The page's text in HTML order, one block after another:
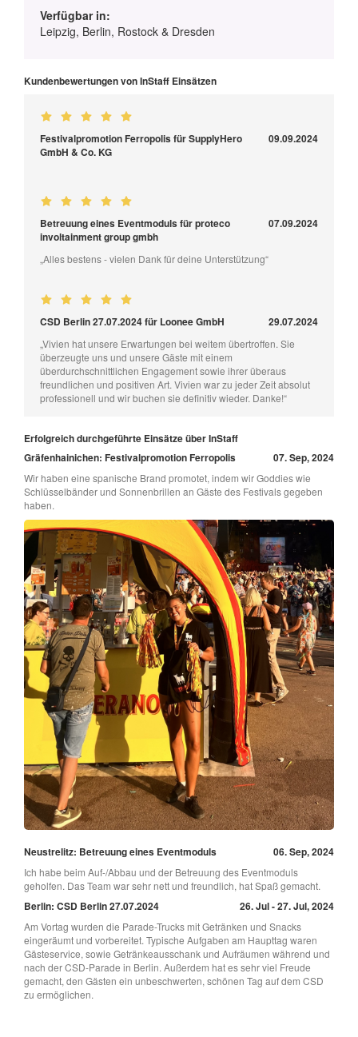
Verfügbar in:
Leipzig, Berlin, Rostock & Dresden
Kundenbewertungen von InStaff Einsätzen
Festivalpromotion Ferropolis für SupplyHero
GmbH & Co. KG
09.09.2024
Betreuung eines Eventmoduls für proteco
involtainment group gmbh
07.09.2024
„Alles bestens - vielen Dank für deine Unterstützung“
CSD Berlin 27.07.2024 für Loonee GmbH 29.07.2024
„Vivien hat unsere Erwartungen bei weitem übertroffen. Sie
überzeugte uns und unsere Gäste mit einem
überdurchschnittlichen Engagement sowie ihrer überaus
freundlichen und positiven Art. Vivien war zu jeder Zeit absolut
professionell und wir buchen sie definitiv wieder. Danke!“
Erfolgreich durchgeführte Einsätze über InStaff
Gräfenhainichen: Festivalpromotion Ferropolis
07. Sep, 2024
Wir haben eine spanische Brand promotet, indem wir Goddies wie
Schlüsselbänder und Sonnenbrillen an Gäste des Festivals gegeben
haben.
Neustrelitz: Betreuung eines Eventmoduls 06. Sep, 2024
Ich habe beim Auf-/Abbau und der Betreuung des Eventmoduls
geholfen. Das Team war sehr nett und freundlich, hat Spaß gemacht.
Berlin: CSD Berlin 27.07.2024 26. Jul - 27. Jul, 2024
Am Vortag wurden die Parade-Trucks mit Getränken und Snacks
eingeräumt und vorbereitet. Typische Aufgaben am Haupttag waren
Gästeservice, sowie Getränkeausschank und Aufräumen während und
nach der CSD-Parade in Berlin. Außerdem hat es sehr viel Freude
gemacht, den Gästen ein unbeschwerten, schönen Tag auf dem CSD
zu ermöglichen.